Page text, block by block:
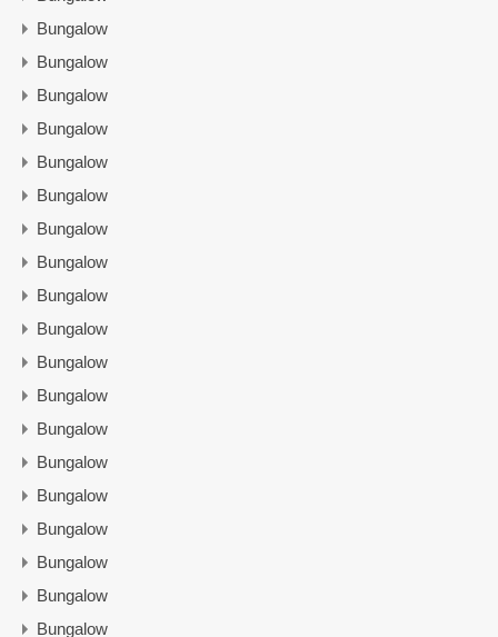
Bungalow
Bungalow
Bungalow
Bungalow
Bungalow
Bungalow
Bungalow
Bungalow
Bungalow
Bungalow
Bungalow
Bungalow
Bungalow
Bungalow
Bungalow
Bungalow
Bungalow
Bungalow
Bungalow